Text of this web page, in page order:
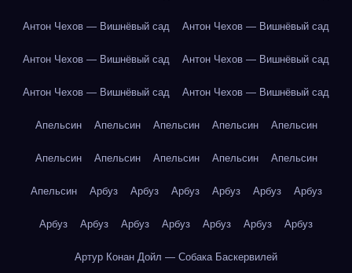
Антон Чехов — Вишнёвый сад Антон Чехов — Вишнёвый сад
Антон Чехов — Вишнёвый сад Антон Чехов — Вишнёвый сад
Антон Чехов — Вишнёвый сад Антон Чехов — Вишнёвый сад
Апельсин Апельсин Апельсин Апельсин Апельсин
Апельсин Апельсин Апельсин Апельсин Апельсин
Апельсин Арбуз Арбуз Арбуз Арбуз Арбуз Арбуз
Арбуз Арбуз Арбуз Арбуз Арбуз Арбуз Арбуз
Артур Конан Дойл — Собака Баскервилей